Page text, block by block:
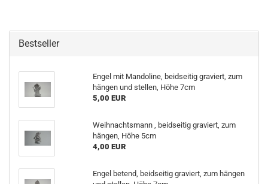
Bestseller
Engel mit Mandoline, beidseitig graviert, zum
hängen und stellen, Höhe 7cm
5,00 EUR
Weihnachtsmann , beidseitig graviert, zum
hängen, Höhe 5cm
4,00 EUR
Engel betend, beidseitig graviert, zum hängen